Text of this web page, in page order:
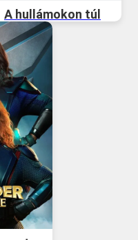
A hullámokon túl